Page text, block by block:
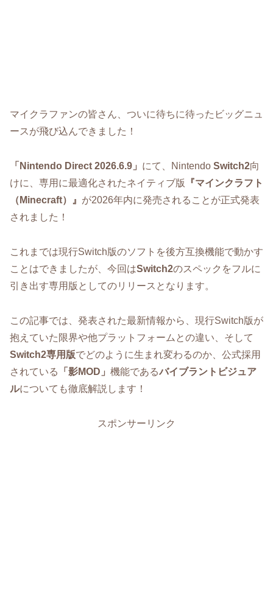
マイクラファンの皆さん、ついに待ちに待ったビッグニュ
ースが飛び込んできました！
「Nintendo Direct 2026.6.9」 にて、Nintendo Switch2向
けに、専用に最適化されたネイティブ版
『マインクラフト
（Minecraft）』 が2026年内に発売されることが正式発表
されました！
これまでは現行Switch版のソフトを後方互換機能で動かす
ことはできましたが、今回はSwitch2のスペックをフルに
引き出す専用版としてのリリースとなります。
この記事では、発表された最新情報から、現行Switch版が
抱えていた限界や他プラットフォームとの違い、そして
Switch2専用版でどのように生まれ変わるのか、公式採用
されている
「影MOD」 機能であるバイブラントビジュア
ルについても徹底解説します！
スポンサーリンク